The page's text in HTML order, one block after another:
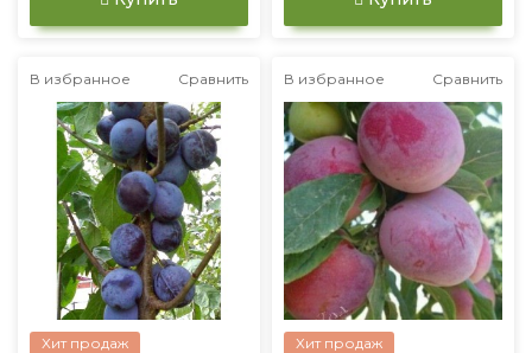
В избранное Сравнить
Хит продаж
В избранное Сравнить
Хит продаж